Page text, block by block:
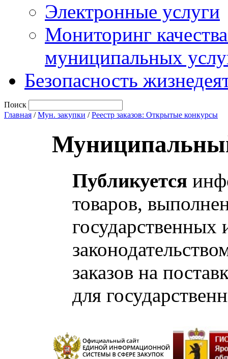
Электронные услуги
Мониторинг
муниципальных
Безопасность
Поиск
Главная /Мун. закупки /Реестр заказов: Открытые конкурсы
Публикуется
товаров,
заказов на
для